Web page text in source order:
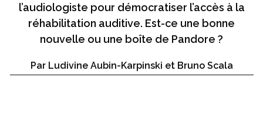
l’audiologiste pour démocratiser l’accès à la
réhabilitation auditive. Est-ce une bonne
nouvelle ou une boîte de Pandore ?
Par Ludivine Aubin-Karpinski et Bruno Scala